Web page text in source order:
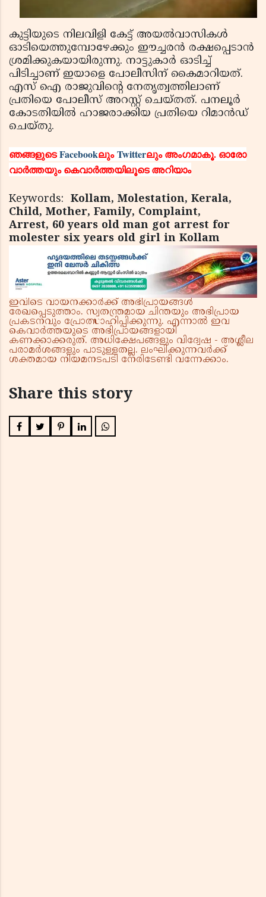
കുട്ടിയുടെ നിലവിളി കേട്ട് അയല്‍വാസികള്‍
ഓടിയെത്തുമ്പോഴേക്കും ഈച്ചരന്‍ രക്ഷപ്പെടാന്‍
ശ്രമിക്കുകയായിരുന്നു. നാട്ടുകാര്‍ ഓടിച്ച്
പിടിച്ചാണ് ഇയാളെ പോലീസിന് കൈമാറിയത്.
എസ് ഐ രാജുവിന്റെ നേതൃത്വത്തിലാണ്
പ്രതിയെ പോലീസ് അറസ്റ്റ് ചെയ്തത്. പനലൂര്‍
കോടതിയില്‍ ഹാജരാക്കിയ പ്രതിയെ റിമാന്‍ഡ്
ചെയ്തു.
ഞങ്ങളുടെFacebookലുംTwitterലും അംഗമാകൂ. ഓരോ
വാര്‍ത്തയും കെവാര്‍ത്തയിലൂടെ അറിയാം
Keywords: Kollam, Molestation, Kerala,
Child, Mother, Family, Complaint,
Arrest, 60 years old man got arrest for
molester six years old girl in Kollam
ഇവിടെ വായനക്കാർക്ക് അഭിപ്രായങ്ങൾ
രേഖപ്പെടുത്താം. സ്വതന്ത്രമായ ചിന്തയും അഭിപ്രായ
പ്രകടനവും പ്രോത്സാഹിപ്പിക്കുന്നു. എന്നാൽ ഇവ
കെവാർത്തയുടെ അഭിപ്രായങ്ങളായി
കണക്കാക്കരുത്. അധിക്ഷേപങ്ങളും വിദ്വേഷ - അശ്ലീല
പരാമർശങ്ങളും പാടുള്ളതല്ല. ലംഘിക്കുന്നവർക്ക്
ശക്തമായ നിയമനടപടി നേരിടേണ്ടി വന്നേക്കാം.
Share this story